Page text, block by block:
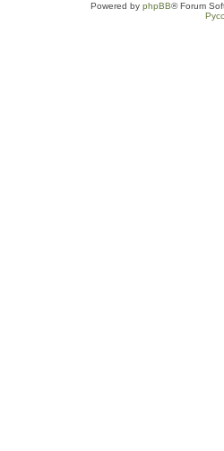
Powered by phpBB® Forum